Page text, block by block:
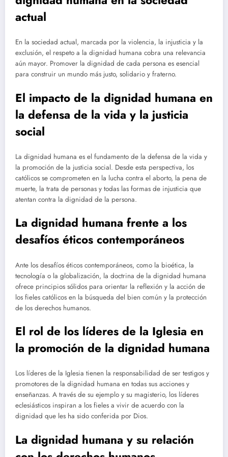
actual
En la sociedad actual, marcada por la violencia, la injusticia y la
exclusión, el respeto a la dignidad humana cobra una relevancia
aún mayor. Promover la dignidad de cada persona es esencial
para construir un mundo más justo, solidario y fraterno.
El impacto de la dignidad humana en
la defensa de la vida y la justicia
social
La dignidad humana es el fundamento de la defensa de la vida y
la promoción de la justicia social. Desde esta perspectiva, los
católicos se comprometen en la lucha contra el aborto, la pena de
muerte, la trata de personas y todas las formas de injusticia que
atentan contra la dignidad de la persona.
La dignidad humana frente a los
desafíos éticos contemporáneos
Ante los desafíos éticos contemporáneos, como la bioética, la
tecnología o la globalización, la doctrina de la dignidad humana
ofrece principios sólidos para orientar la reflexión y la acción de
los fieles católicos en la búsqueda del bien común y la protección
de los derechos humanos.
El rol de los líderes de la Iglesia en
la promoción de la dignidad humana
Los líderes de la Iglesia tienen la responsabilidad de ser testigos y
promotores de la dignidad humana en todas sus acciones y
enseñanzas. A través de su ejemplo y su magisterio, los líderes
eclesiásticos inspiran a los fieles a vivir de acuerdo con la
dignidad que les ha sido conferida por Dios.
La dignidad humana y su relación